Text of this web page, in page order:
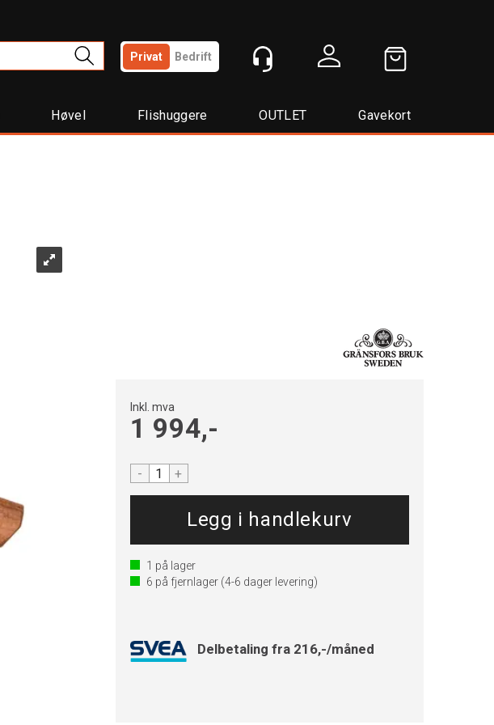
Privat Bedrift
Høvel Flishuggere OUTLET Gavekort
Inkl. mva
1 994,-
- +
1 på lager
6 på fjernlager(4-6 dager levering)
Delbetaling fra 216,-/måned